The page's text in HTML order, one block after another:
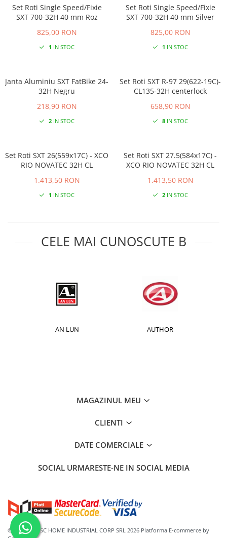
Set Roti Single Speed/Fixie
SXT 700-32H 40 mm Roz
825,00 RON
1 IN STOC
Set Roti Single Speed/Fixie
SXT 700-32H 40 mm Silver
825,00 RON
1 IN STOC
Janta Aluminiu SXT FatBike 24-
32H Negru
218,90 RON
2IN STOC
Set Roti SXT R-97 29(622-19C)-
CL135-32H centerlock
658,90 RON
8IN STOC
Set Roti SXT 26(559x17C) - XCO
RIO NOVATEC 32H CL
1.413,50 RON
1 IN STOC
Set Roti SXT 27.5(584x17C) -
XCO RIO NOVATEC 32H CL
1.413,50 RON
2IN STOC
CELE MAI CUNOSCUTE B
AN LUN AUTHOR
MAGAZINUL MEU
CLIENTI
DATE COMERCIALE
SOCIAL URMARESTE-NE IN SOCIAL MEDIA
©Copyright SC HOME INDUSTRIAL CORP SRL 2026 Platforma E-commerce by